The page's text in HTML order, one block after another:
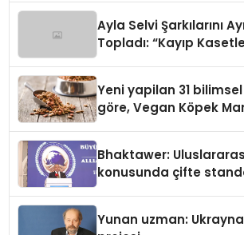
Ayla Selvi Şarkılarını
Topladı: “Kayıp
Yeni yapilan 31
göre, Vegan Köpek
Bhaktawer:
konusunda çifte
Yunan uzman: